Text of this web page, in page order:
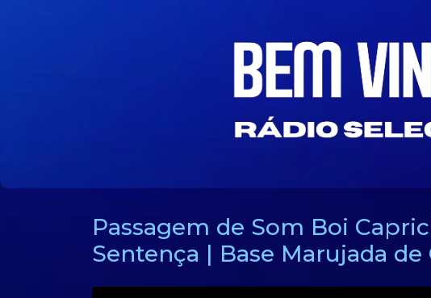
Passagem de Som Boi
Sentença | Base Marujada